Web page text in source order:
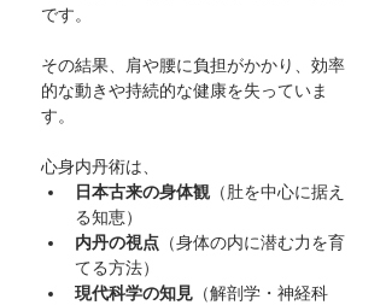
です。
その結果、肩や腰に負担がかかり、効率
的な動きや持続的な健康を失っていま
す。
心身内丹術は、
日本古来の身体観 （肚を中心に据え
る知恵）
内丹の視点 （身体の内に潜む力を育
てる方法）
現代科学の知見 （解剖学・神経科